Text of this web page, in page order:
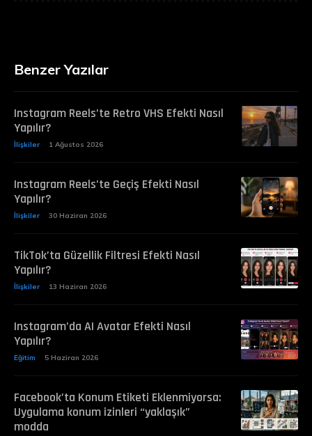
Benzer Yazılar
Instagram Reels’te Retro VHS Efekti Nasıl
Yapılır?
İlişkiler 1 Ağustos 2026
Instagram Reels’te Geçiş Efekti Nasıl
Yapılır?
İlişkiler 30 Haziran 2026
TikTok’ta Güzellik Filtresi Efekti Nasıl
Yapılır?
İlişkiler 13 Haziran 2026
Instagram’da AI Avatar Efekti Nasıl
Yapılır?
Eğitim 5 Haziran 2026
Facebook’ta Konum Etiketi Eklenmiyorsa:
Uygulama konum izinleri “yaklaşık”
modda